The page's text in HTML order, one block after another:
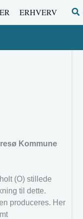
ERHVERV Søg
Kommune
(O) stillede
til dette.
produceres. Her